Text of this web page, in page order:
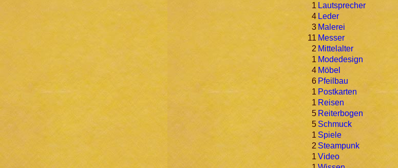
1 Lautsprecher
4 Leder
3 Malerei
11 Messer
2 Mittelalter
1 Modedesign
4 Möbel
6 Pfeilbau
1 Postkarten
1 Reisen
5 Reiterbogen
5 Schmuck
1 Spiele
2 Steampunk
1 Video